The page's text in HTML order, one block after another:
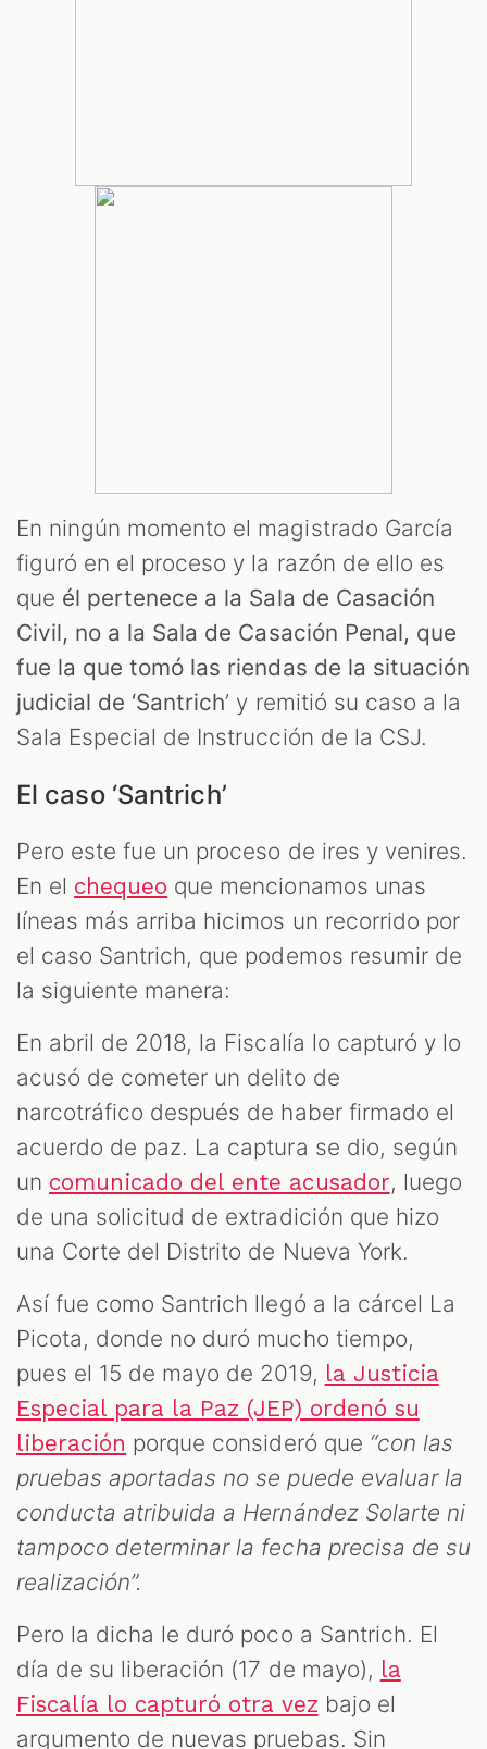
En ningún momento el magistrado García
figuró en el proceso y la razón de ello es
que él pertenece a la Sala de Casación
Civil, no a la Sala de Casación Penal, que
fue la que tomó las riendas de la situación
judicial de ‘Santrich’ y remitió su caso a la
Sala Especial de Instrucción de la CSJ.
El caso ‘Santrich’
Pero este fue un proceso de ires y venires.
En el chequeo que mencionamos unas
líneas más arriba hicimos un recorrido por
el caso Santrich, que podemos resumir de
la siguiente manera:
En abril de 2018, la Fiscalía lo capturó y lo
acusó de cometer un delito de
narcotráfico después de haber firmado el
acuerdo de paz. La captura se dio, según
un comunicado del ente acusador, luego
de una solicitud de extradición que hizo
una Corte del Distrito de Nueva York.
Así fue como Santrich llegó a la cárcel La
Picota, donde no duró mucho tiempo,
pues el 15 de mayo de 2019, la Justicia
Especial para la Paz (JEP) ordenó su
liberación porque consideró que “con las
pruebas aportadas no se puede evaluar la
conducta atribuida a Hernández Solarte ni
tampoco determinar la fecha precisa de su
realización”.
Pero la dicha le duró poco a Santrich. El
día de su liberación (17 de mayo), la
Fiscalía lo capturó otra vez bajo el
argumento de nuevas pruebas. Sin